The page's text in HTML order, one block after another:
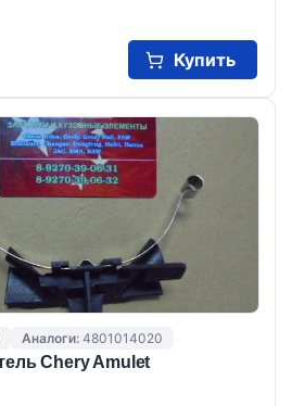
Купить
Аналоги: 4801014020
Chery Amulet